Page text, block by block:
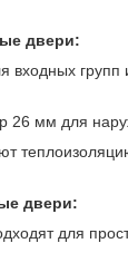
двери:
входных
26 мм для
двери:
для